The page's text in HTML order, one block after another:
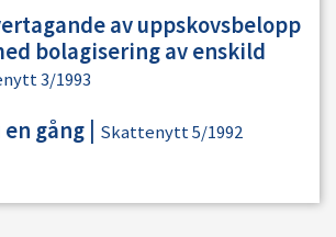
av uppskovsbelopp
bolagisering av enskild
3/1993
gång Skattenytt 5/1992